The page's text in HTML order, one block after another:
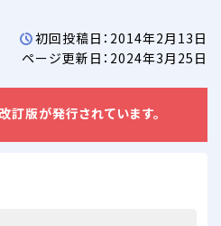
初回投稿日：2014年2月13日
ページ更新日：2024年3月25日
訂版が発行されています。